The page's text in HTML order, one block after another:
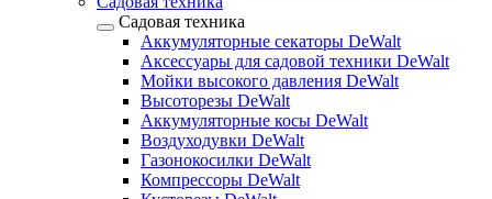
Садовая техника
Аккумуляторные секаторы DeWalt
Аксессуары для садовой техники DeWalt
Мойки высокого давления DeWalt
Высоторезы DeWalt
Аккумуляторные косы DeWalt
Воздуходувки DeWalt
Газонокосилки DeWalt
Компрессоры DeWalt